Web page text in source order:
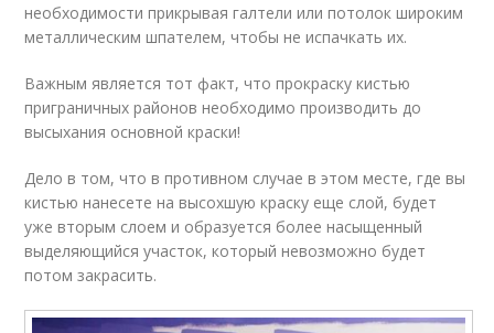
необходимости прикрывая галтели или потолок широким
металлическим шпателем, чтобы не испачкать их.
Важным является тот факт, что прокраску кистью
приграничных районов необходимо производить до
высыхания основной краски!
Дело в том, что в противном случае в этом месте, где вы
кистью нанесете на высохшую краску еще слой, будет
уже вторым слоем и образуется более насыщенный
выделяющийся участок, который невозможно будет
потом закрасить.